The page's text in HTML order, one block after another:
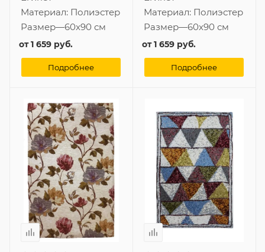
Материал: Полиэстер
Размер—60x90 см
от1 659 руб.
Подробнее
Материал: Полиэстер
Размер—60x90 см
от1 659 руб.
Подробнее